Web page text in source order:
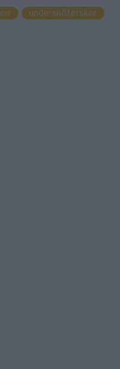
undersköterskor